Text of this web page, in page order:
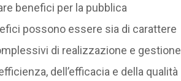
benefici per la pubblica
possono essere sia di carattere
di realizzazione e gestione
dell’efficacia e della qualità